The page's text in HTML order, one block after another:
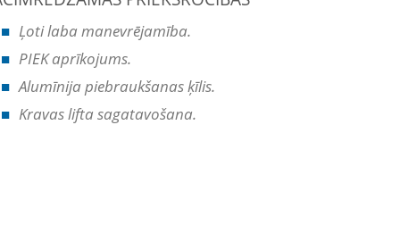
Ļoti laba manevrējamība.
PIEK aprīkojums.
Alumīnija piebraukšanas ķīlis.
Kravas lifta sagatavošana.